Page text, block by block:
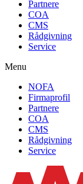
Partnere
COA
CMS
Rådgivning
Service
Menu
NOFA
Firmaprofil
Partnere
COA
CMS
Rådgivning
Service